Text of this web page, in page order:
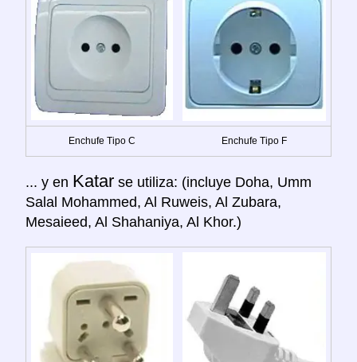
Enchufe Tipo C Enchufe Tipo F
... y en Katar se utiliza: (incluye Doha, Umm
Salal Mohammed, Al Ruweis, Al Zubara,
Mesaieed, Al Shahaniya, Al Khor.)